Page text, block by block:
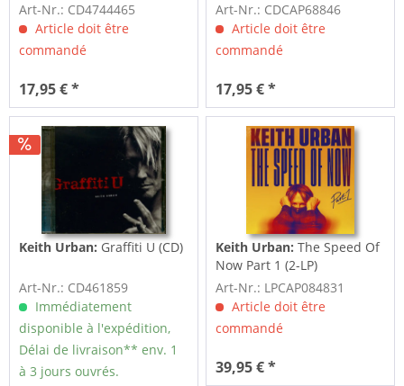
Art-Nr.: CD4744465
Article doit être
commandé
17,95 € *
Art-Nr.: CDCAP68846
Article doit être
commandé
17,95 € *
Keith Urban: Graffiti U (CD)
Art-Nr.: CD461859
Immédiatement
disponible à l'expédition,
Délai de livraison** env. 1
à 3 jours ouvrés.
Keith Urban: The Speed Of
Now Part 1 (2-LP)
Art-Nr.: LPCAP084831
Article doit être
commandé
39,95 € *